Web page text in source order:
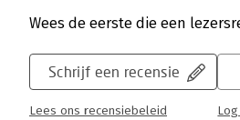
Wees de eerste die een
Schrijf een recensie
Lees ons recensiebeleid